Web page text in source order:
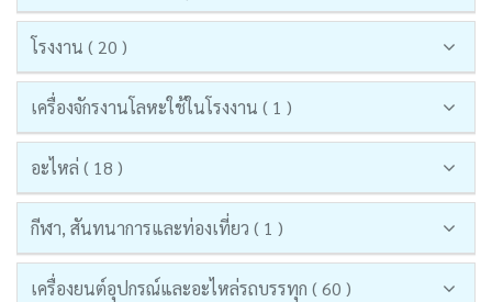
โรงงาน ( 20 )
เครื่องจักรงานโลหะใช้ในโรงงาน ( 1 )
อะไหล่ ( 18 )
กีฬา, สันทนาการและท่องเที่ยว ( 1 )
เครื่องยนต์อุปกรณ์และอะไหล่รถบรรทุก ( 60 )